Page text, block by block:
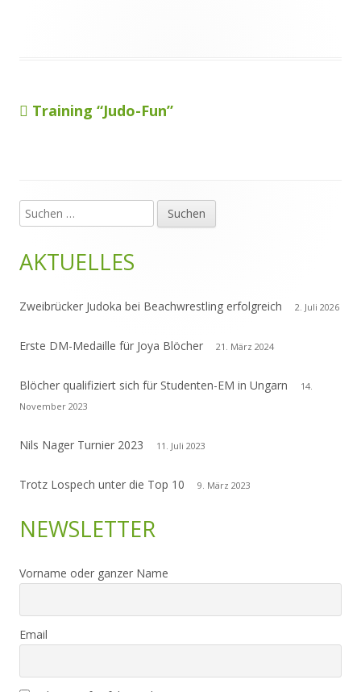
Beitragsnavigation
Vorheriger
Training “Judo-Fun”
Haupt-
Seitenleiste
Suchen
nach:
AKTUELLES
Zweibrücker Judoka bei Beachwrestling erfolgreich 2. Juli 2026
Erste DM-Medaille für Joya Blöcher 21. März 2024
Blöcher qualifiziert sich für Studenten-EM in Ungarn
14.
November 2023
Nils Nager Turnier 2023 11. Juli 2023
Trotz Lospech unter die Top 10 9. März 2023
NEWSLETTER
Vorname oder ganzer Name
Email